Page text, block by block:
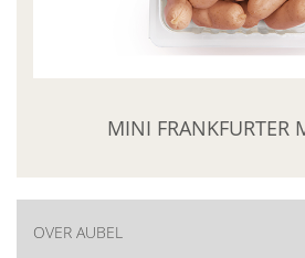
MINI FRANKFURTER
OVER AUBEL